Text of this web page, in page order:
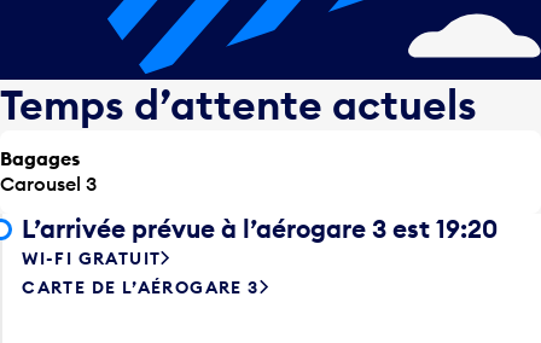
Temps d’attente actuels
Bagages
Carousel 3
L’arrivée prévue à l’aérogare 3 est 19:20
WI-FI GRATUIT
CARTE DE L’AÉROGARE 3